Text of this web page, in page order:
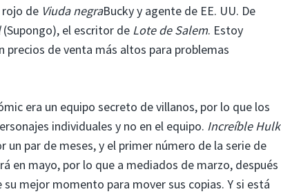
de Viuda negraBucky y agente de EE. UU. De
(Supongo), el escritor de Lote de Salem. Estoy
de venta más altos para problemas
era un equipo secreto de villanos, por lo que los
individuales y no en el equipo. Increíble Hulk
par de meses, y el primer número de la serie de
en mayo, por lo que a mediados de marzo, después
mejor momento para mover sus copias. Y si está